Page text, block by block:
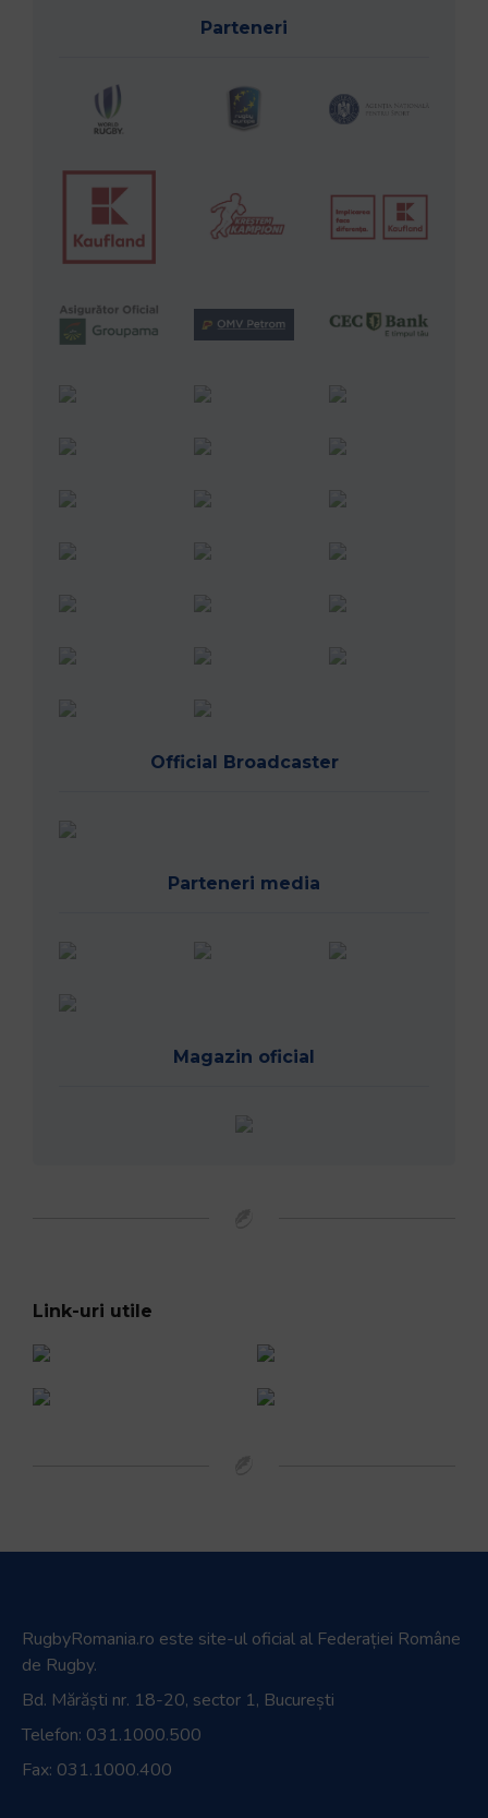
Parteneri
Official Broadcaster
Parteneri media
Magazin oficial
Link-uri utile
RugbyRomania.ro este site-ul oficial al Federației Române
de Rugby.
Bd. Mărăști nr. 18-20, sector 1, București
Telefon: 031.1000.500
Fax: 031.1000.400